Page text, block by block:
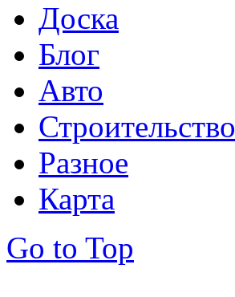
Доска
Блог
Авто
Строительство
Разное
Карта
Go to Top